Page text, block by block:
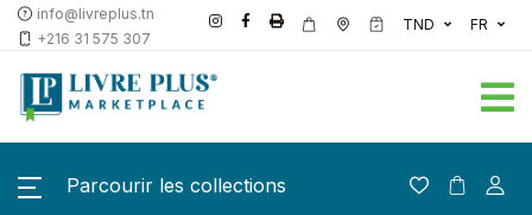
info@livreplus.tn
+216 31 575 307
TND FR
Parcourir les collections